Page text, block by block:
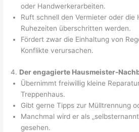
oder Handwerkerarbeiten.
Ruft schnell den Vermieter oder die
Ruhezeiten überschritten werden.
Fördert zwar die Einhaltung von
Konflikte verursachen.
4. Der engagierte Hausmeister-
Übernimmt freiwillig kleine
Treppenhaus.
Gibt gerne Tipps zur Mülltrennung
Manchmal wird er als
gesehen.